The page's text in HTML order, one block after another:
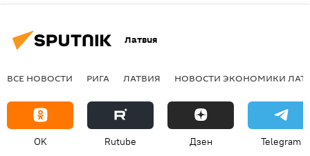
Латвия
ВСЕ НОВОСТИ РИГА ЛАТВИЯ НОВОСТИ ЭКОНОМИКИ
OK Rutube Дзен Telegram